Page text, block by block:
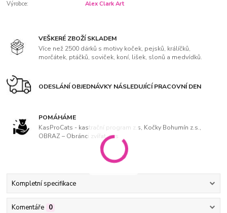
Výrobce:
Alex Clark Art
VEŠKERÉ ZBOŽÍ SKLADEM
Více než 2500 dárků s motivy koček, pejsků, králíčků,
morčátek, ptáčků, soviček, koní, lišek, slonů a medvídků.
ODESLÁNÍ OBJEDNÁVKY NÁSLEDUJÍCÍ PRACOVNÍ DEN
POMÁHÁME
KasProCats - kastrační program z.s, Kočky Bohumín z.s.,
OBRAZ – Obránci zvířat, z. s
Kompletní specifikace
Komentáře 0